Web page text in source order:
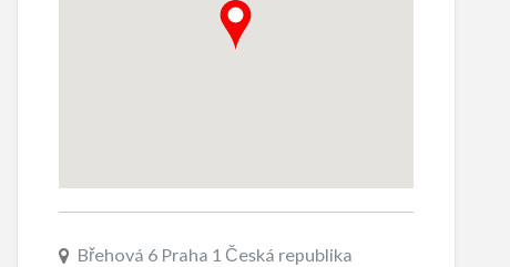
Břehová 6 Praha 1 Česká republika